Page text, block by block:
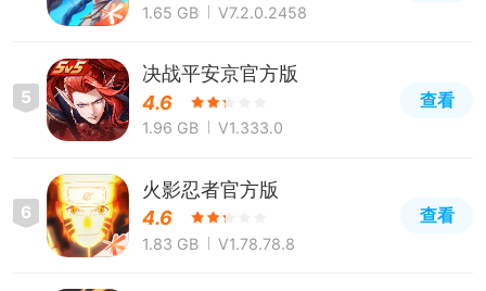
1.65 GB V7.2.0.2458
5
决战平安京官方版
4.6
1.96 GB V1.333.0
查看
6
火影忍者官方版
4.6
1.83 GB V1.78.78.8
查看